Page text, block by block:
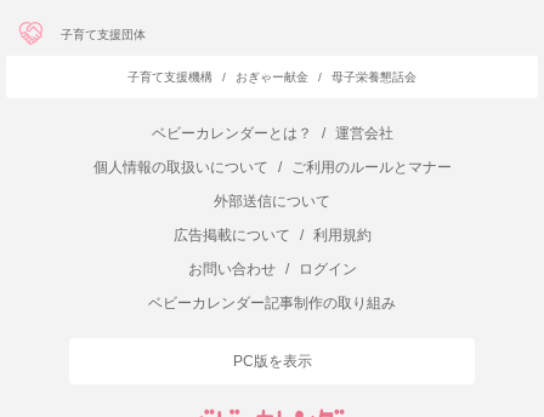
子育て支援団体
子育て支援機構 / おぎゃー献金 / 母子栄養懇話会
ベビーカレンダーとは？ /
運営会社
個人情報の取扱いについて
/
ご利用のルールとマナー
外部送信について
広告掲載について
/
利用規約
お問い合わせ
/
ログイン
ベビーカレンダー記事制作の取り組み
PC版を表示